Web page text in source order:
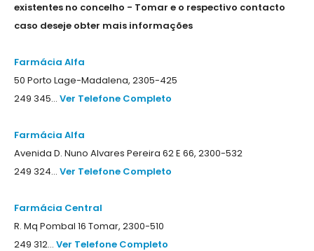
existentes no concelho - Tomar e o respectivo contacto
caso deseje obter mais informações
Farmácia Alfa
50 Porto Lage-Madalena, 2305-425
249 345... Ver Telefone Completo
Farmácia Alfa
Avenida D. Nuno Alvares Pereira 62 E 66, 2300-532
249 324... Ver Telefone Completo
Farmácia Central
R. Mq Pombal 16 Tomar, 2300-510
249 312... Ver Telefone Completo